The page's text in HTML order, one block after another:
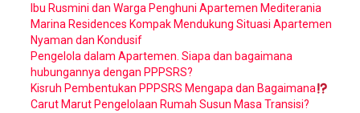
Ibu Rusmini dan Warga Penghuni Apartemen Mediterania
Marina Residences Kompak Mendukung Situasi Apartemen
Nyaman dan Kondusif
Pengelola dalam Apartemen. Siapa dan bagaimana
hubungannya dengan PPPSRS?
Kisruh Pembentukan PPPSRS Mengapa dan Bagaimana
Carut Marut Pengelolaan Rumah Susun Masa Transisi?